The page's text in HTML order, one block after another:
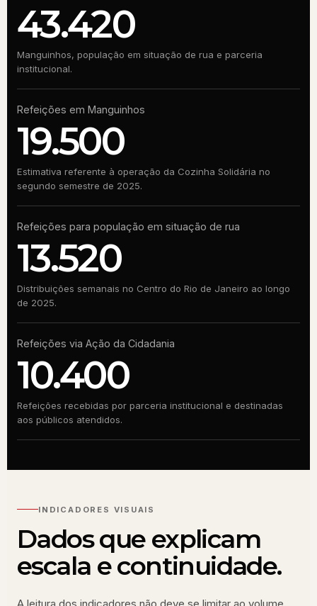
43.420
Manguinhos, população em situação de rua e parceria
institucional.
Refeições em Manguinhos
19.500
Estimativa referente à operação da Cozinha Solidária no
segundo semestre de 2025.
Refeições para população em situação de rua
13.520
Distribuições semanais no Centro do Rio de Janeiro ao longo
de 2025.
Refeições via Ação da Cidadania
10.400
Refeições recebidas por parceria institucional e destinadas
aos públicos atendidos.
INDICADORES VISUAIS
Dados que explicam
escala e continuidade.
A leitura dos indicadores não deve se limitar ao volume